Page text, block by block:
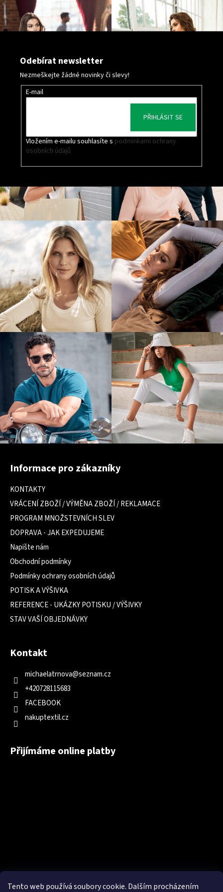
Tento web používá soubory cookie. Dalším procházením
Odebírat newsletter
Nezmeškejte žádné novinky či slevy!
E-mail
Vložením e-mailu souhlasíte s podmínkami ochrany
osobních údajů
PŘIHLÁSIT SE
Z
Informace pro zákazníky
KONTAKTY
VRÁCENÍ ZBOŽÍ / VÝMĚNA ZBOŽÍ / REKLAMACE
PROGRAM MNOŽSTEVNÍCH SLEV
DOPRAVA - JAK EXPEDUJEME
Napište nám
Obchodní podmínky
Podmínky ochrany osobních údajů
POTISK A VÝŠIVKA
REFERENCE - UKÁZKY POTISKU / VÝŠIVKY
STAV VAŠÍ OBJEDNÁVKY
Kontakt
michaelatrnova@seznam.cz
+420728115683
FACEBOOK
nakuptextil.cz
Přijímáme online platby